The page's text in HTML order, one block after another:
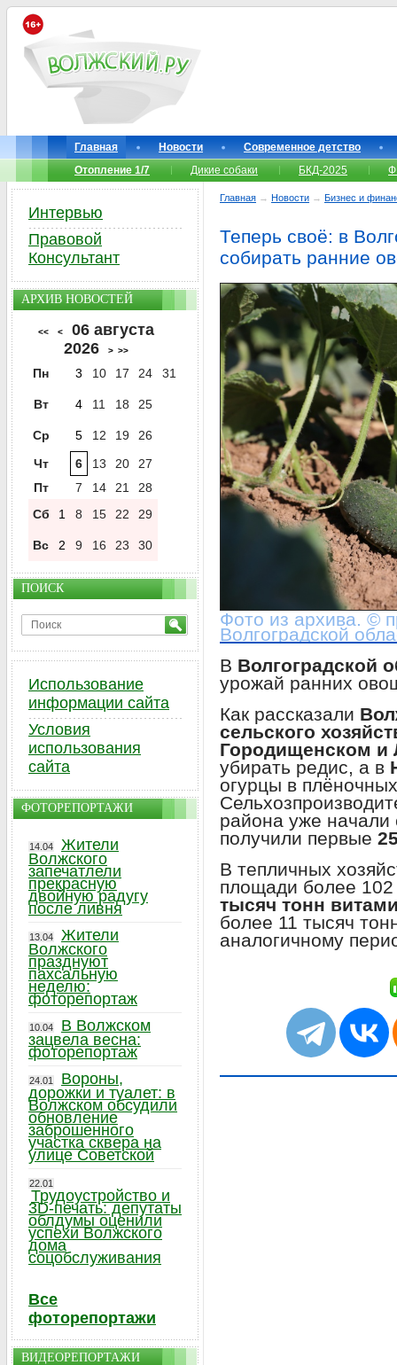
Главная Новости
Современное детство
Отопление 1/7
Дикие собаки БКД-2025
Главная → Новости → Бизнес и
Теперь своё: в
собирать ранние
Фото из архива. ©
Волгоградской
В Волгоградской
урожай ранних
Как рассказали
сельского
Городищенском и
убирать редис, а в
огурцы в
района уже
получили первые
В тепличных
площади более
тысяч тонн
более 11 тысяч
аналогичному
Интервью
Правовой
Консультант
АРХИВ НОВОСТЕЙ
<< <
06 августа
2026
> >>
Пн 3 10 17 24 31
Вт 4 11 18 25
Ср 5 12 19
26
Чт
6 13 20
27
Пт
7 14 21
28
Сб
1 8 15 22 29
Вс 2 9 16 23 30
ПОИСК
Использование
информации сайта
Условия
использования
сайта
ФОТОРЕПОРТАЖИ
14.04
Жители
Волжского
запечатлели
прекрасную
двойную радугу
после ливня
13.04
Жители
Волжского
празднуют
пахсальную
неделю:
фоторепортаж
10.04
В Волжском
зацвела весна:
фоторепортаж
24.01
Вороны,
дорожки и туалет: в
Волжском обсудили
обновление
заброшенного
участка сквера на
улице Советской
22.01
Трудоустройство и
3D-печать: депутаты
облдумы оценили
успехи Волжского
дома
соцобслуживания
Все
фоторепортажи
ВИДЕОРЕПОРТАЖИ